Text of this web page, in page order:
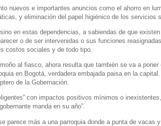
nuevos e importantes anuncios como el ahorro en
y eliminación del papel higiénico de los servicios
en estas dependencias, a sabiendas de que
o de ser intervenidas o sus funciones
costos sociales y de todo tipo.
al fiasco, ahora resulta que también se va a
en Bogotá, verdadera embajada paisa en la
de la Gobernación.
con impactos positivos mínimos o
manda en su año”.
parece más a una parroquia donde a punta de vacas